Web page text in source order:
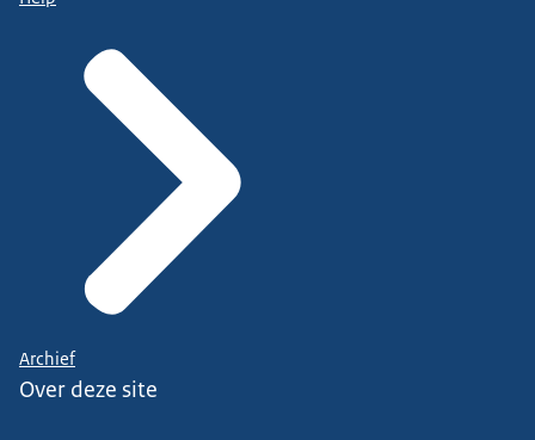
Archief
Over deze site